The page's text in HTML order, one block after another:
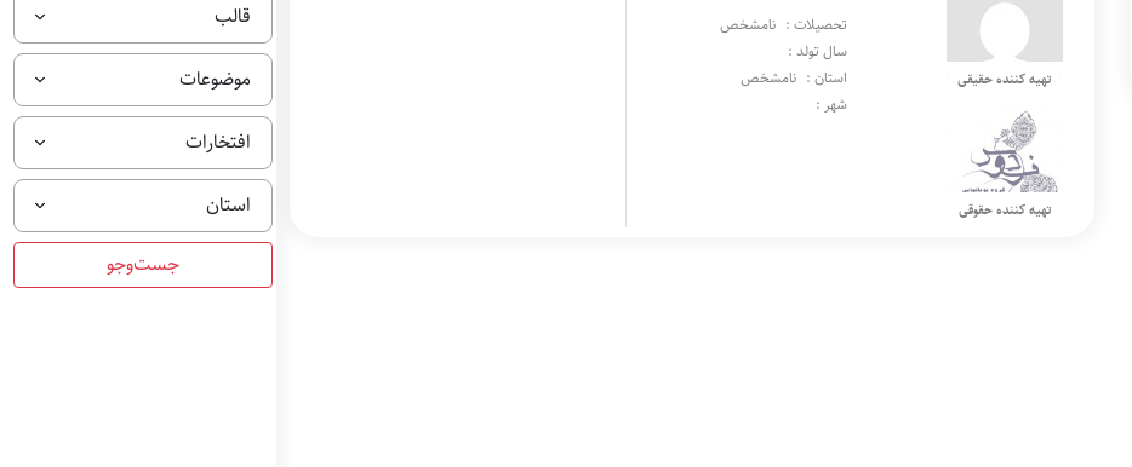
قالب
موضوعات
افتخارات
استان
تهیه کننده حقیقی
تهیه کننده حقوقی
تحصیلات : نامشخص
سال تولد :
استان : نامشخص
شهر :